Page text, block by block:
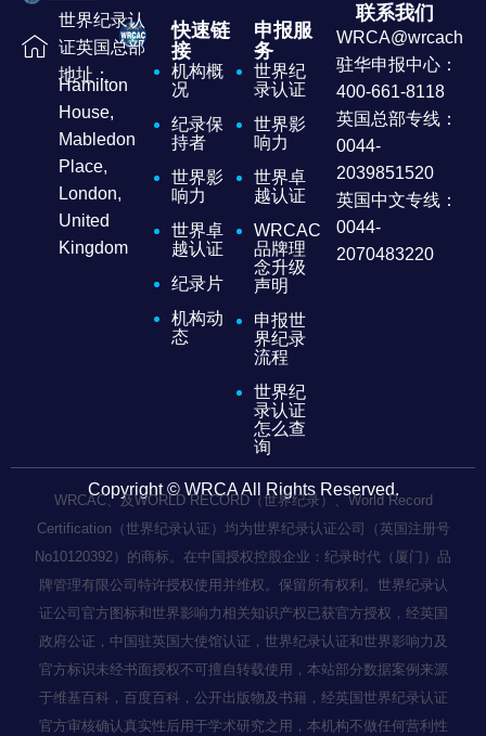
世界纪录认
证英国总部
地址：
Hamilton
House,
Mabledon
Place,
London,
United
Kingdom
快速链
接
机构概
况
纪录保
持者
世界影
响力
世界卓
越认证
纪录片
机构动
态
申报服
务
世界纪
录认证
世界影
响力
世界卓
越认证
WRCAC
品牌理
念升级
声明
申报世
界纪录
流程
世界纪
录认证
怎么查
询
联系我们
驻华申报中心：
400-661-8118
英国总部专线：
0044-
2039851520
英国中文专线：
0044-
2070483220
Copyright © WRCA All Rights Reserved.
WRCAC、及WORLD RECORD（世界纪录）、World Record
Certification（世界纪录认证）均为世界纪录认证公司（英国注册号
No10120392）的商标。在中国授权控股企业：纪录时代（厦门）品
牌管理有限公司特许授权使用并维权。保留所有权利。世界纪录认
证公司官方图标和世界影响力相关知识产权已获官方授权，经英国
政府公证，中国驻英国大使馆认证，世界纪录认证和世界影响力及
官方标识未经书面授权不可擅自转载使用，本站部分数据案例来源
于维基百科，百度百科，公开出版物及书籍，经英国世界纪录认证
官方审核确认真实性后用于学术研究之用，本机构不做任何营利性